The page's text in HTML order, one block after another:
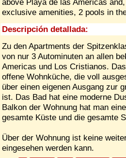
above Playa de las Americas
exclusive amenities, 2 pools in
Descripción detallada:
Zu den Apartments der
von nur 3 Autominuten an allen
Americas und Los Cristianos.
offene Wohnküche, die voll
über einen eigenen Ausgang zur
ist. Das Bad hat eine moderne
Balkon der Wohnung hat man
gesamte Küste und die gesamte
Über der Wohnung ist keine
eingesehen werden kann.